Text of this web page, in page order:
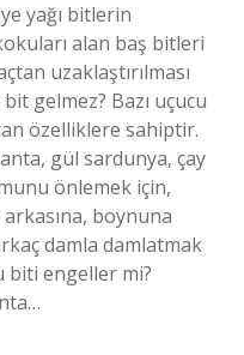
yağı bitlerin
alan baş bitleri
uzaklaştırılması
gelmez? Bazı uçucu
özelliklere sahiptir.
gül sardunya, çay
önlemek için,
boynuna
damla damlatmak
biti engeller mi?